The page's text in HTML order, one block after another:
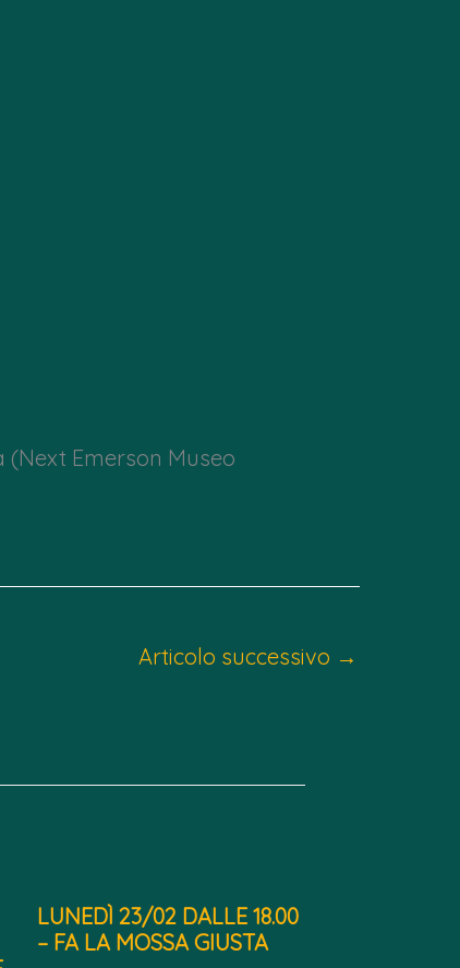
Emerson Museo
Articolo successivo →
LUNEDÌ 23/02 DALLE 18.00
– FA LA MOSSA GIUSTA